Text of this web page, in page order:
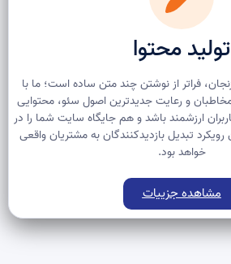
تولید محتوا
فراتر از نوشتن چند متن ساده است؛ ما با
مخاطبان و رعایت جدیدترین اصول سئو، محتوایی
ارزشمند باشد و هم جایگاه سایت شما را در
تبدیل بازدیدکنندگان به مشتریان واقعی
خواهد بود.
مشاهده جزییات